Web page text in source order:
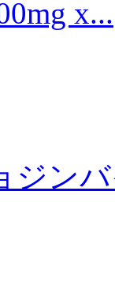
x...
ジン